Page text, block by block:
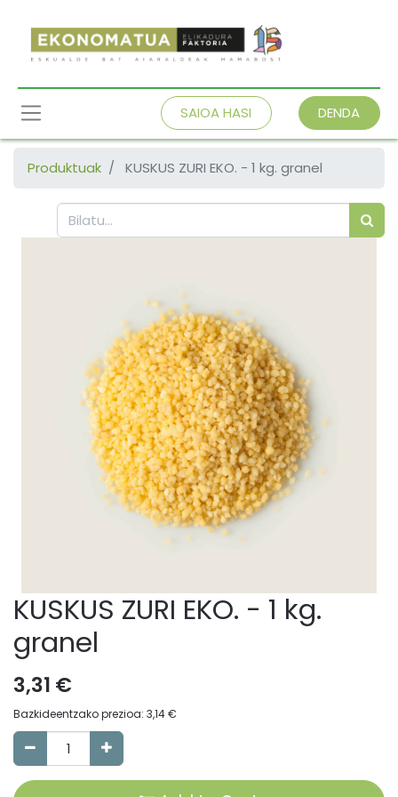
SAIOA HASI DENDA
Produktuak KUSKUS ZURI EKO. - 1 kg. granel
KUSKUS ZURI EKO. - 1 kg.
granel
3,31 €
Bazkideentzako prezioa: 3,14€